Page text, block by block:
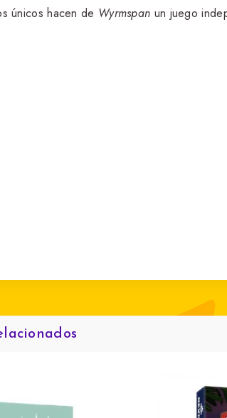
únicos hacen de Wyrmspan un juego